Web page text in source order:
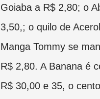
Goiaba a R$ 2,80; o
3,50,; o quilo de
Manga Tommy se
R$ 2,80. A Banana é
R$ 30,00 e 35, o